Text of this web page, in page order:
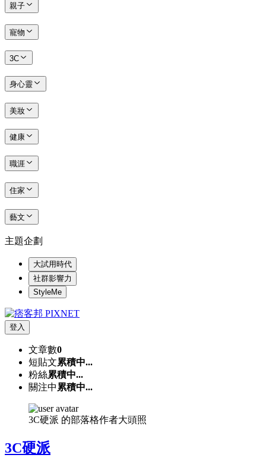
親子
寵物
3C
身心靈
美妝
健康
職涯
住家
藝文
主題企劃
大試用時代
社群影響力
StyleMe
登入
文章數0
短貼文累積中...
粉絲累積中...
關注中 累積中...
3C硬派 的部落格作者大頭照
3C硬派